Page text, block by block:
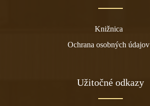
Knižnica
Ochrana osobných údajov
Užitočné odkazy